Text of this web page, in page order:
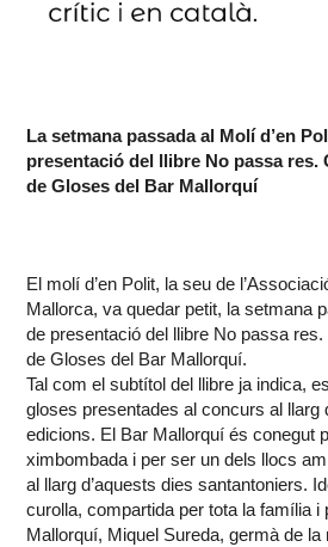
La setmana passada al Molí d’en
presentació del llibre No passa res.
de Gloses del Bar Mallorquí
El molí d’en Polit, la seu de
Mallorca, va quedar petit, la setmana
de presentació del llibre No passa
de Gloses del Bar Mallorquí.
Tal com el subtítol del llibre ja indica,
gloses presentades al concurs al llarg
edicions. El Bar Mallorquí és conegut
ximbombada i per ser un dels llocs
al llarg d’aquests dies santantoniers.
curolla, compartida per tota la família i
Mallorquí, Miquel Sureda, germà de